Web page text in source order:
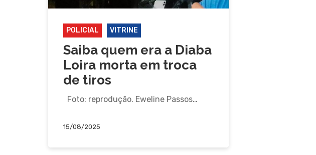
POLICIAL VITRINE
Saiba quem era a Diaba
Loira morta em troca
de tiros
Foto: reprodução. Eweline Passos…
15/08/2025